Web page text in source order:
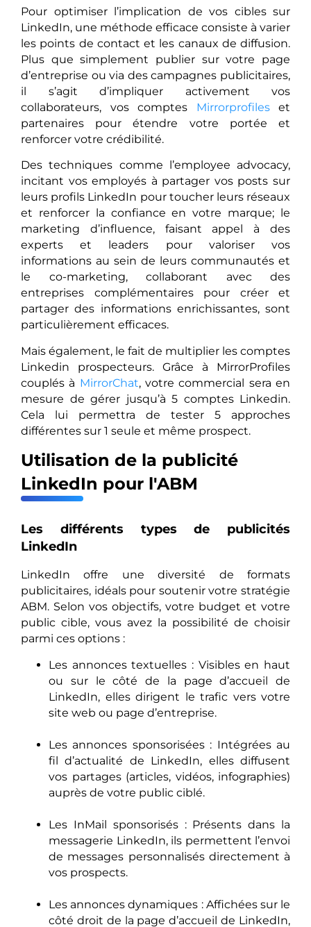
Pour optimiser l’implication de vos cibles sur
LinkedIn, une méthode efficace consiste à varier
les points de contact et les canaux de diffusion.
Plus que simplement publier sur votre page
d’entreprise ou via des campagnes publicitaires,
il s’agit d’impliquer activement vos
collaborateurs, vos comptes Mirrorprofileset
partenaires pour étendre votre portée et
renforcer votre crédibilité.
Des techniques comme l’employee advocacy,
incitant vos employés à partager vos posts sur
leurs profils LinkedIn pour toucher leurs réseaux
et renforcer la confiance en votre marque; le
marketing d’influence, faisant appel à des
experts et leaders pour valoriser vos
informations au sein de leurs communautés et
le co-marketing, collaborant avec des
entreprises complémentaires pour créer et
partager des informations enrichissantes, sont
particulièrement efficaces.
Mais également, le fait de multiplier les comptes
Linkedin prospecteurs. Grâce à MirrorProfiles
couplés à MirrorChat, votre commercial sera en
mesure de gérer jusqu’à 5 comptes Linkedin.
Cela lui permettra de tester 5 approches
différentes sur 1 seule et même prospect.
Utilisation de la publicité
LinkedIn pour l'ABM
Les différents types de publicités
LinkedIn
LinkedIn offre une diversité de formats
publicitaires, idéals pour soutenir votre stratégie
ABM. Selon vos objectifs, votre budget et votre
public cible, vous avez la possibilité de choisir
parmi ces options :
Les annonces textuelles : Visibles en haut
ou sur le côté de la page d’accueil de
LinkedIn, elles dirigent le trafic vers votre
site web ou page d’entreprise.
Les annonces sponsorisées : Intégrées au
fil d’actualité de LinkedIn, elles diffusent
vos partages (articles, vidéos, infographies)
auprès de votre public ciblé.
Les InMail sponsorisés : Présents dans la
messagerie LinkedIn, ils permettent l’envoi
de messages personnalisés directement à
vos prospects.
Les annonces dynamiques : Affichées sur le
côté droit de la page d’accueil de LinkedIn,